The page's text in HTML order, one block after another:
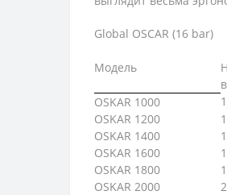
Global OSCAR (16 bar)
Модель H
OSKAR 1000
OSKAR 1200
OSKAR 1400
OSKAR 1600
OSKAR 1800
OSKAR 2000